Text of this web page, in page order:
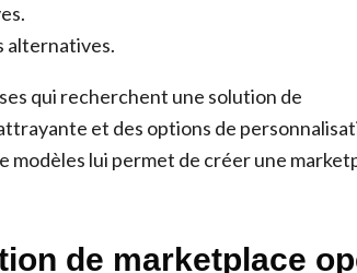
alternatives.
qui recherchent une solution de
et des options de
modèles lui permet de créer une
de marketplace